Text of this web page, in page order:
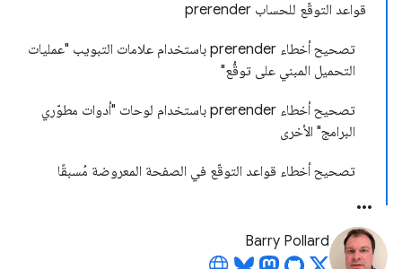
قواعد التوقّع للحساب prerender
تصحيح أخطاء prerender باستخدام علامات التبويب "عمليات
التحميل المبني على توقُّع"
تصحيح أخطاء prerender باستخدام لوحات "أدوات مطوّري
البرامج" الأخرى
تصحيح أخطاء قواعد التوقّع في الصفحة المعروضة مُسبقًا
Barry Pollard